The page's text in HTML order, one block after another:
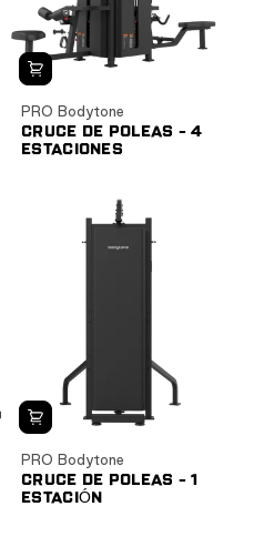
PRO Bodytone
CRUCE DE POLEAS - 4
ESTACIONES
PRO Bodytone
CRUCE DE POLEAS - 1
ESTACIÓN